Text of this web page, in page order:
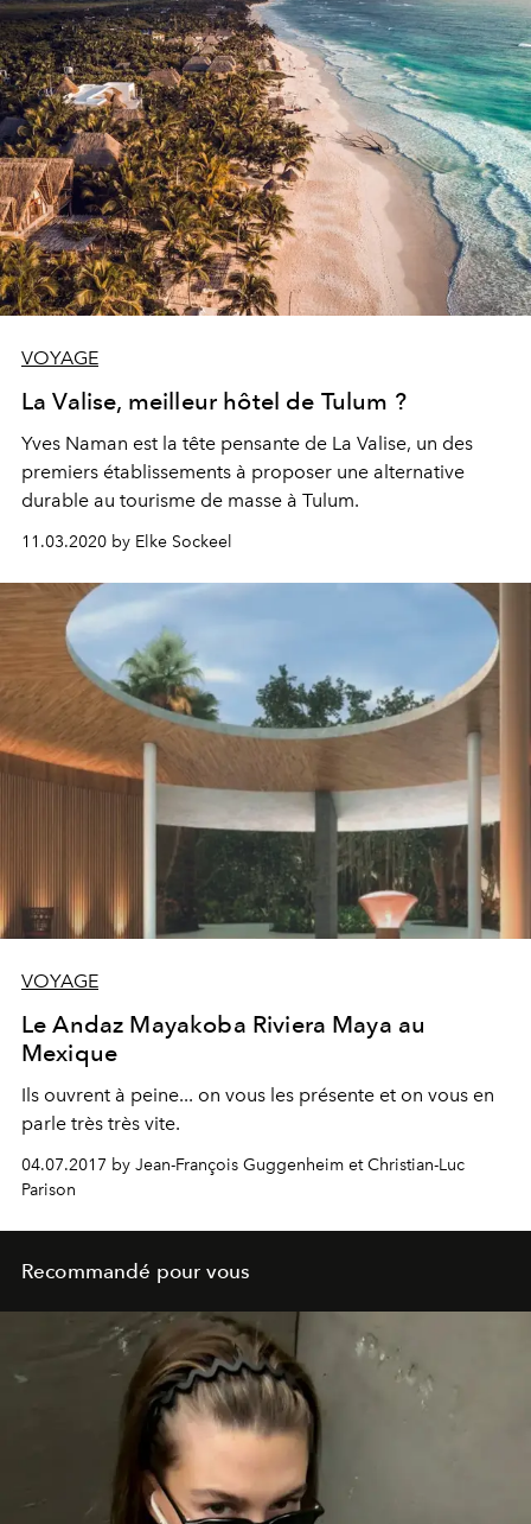
fréquenté seulement par quelques connaisseurs
privilégiés, et qui font de l’hôtel Casa Sandra leur havre
de quiétude.
VOYAGE
La Valise, meilleur hôtel de Tulum ?
Yves Naman est la tête pensante de La Valise, un des
premiers établissements à proposer une alternative
durable au tourisme de masse à Tulum.
11.03.2020 by Elke Sockeel
VOYAGE
Le Andaz Mayakoba Riviera Maya au
Mexique
Ils ouvrent à peine... on vous les présente et on vous en
parle très très vite.
04.07.2017 by Jean-François Guggenheim et Christian-Luc
Parison
Recommandé pour vous